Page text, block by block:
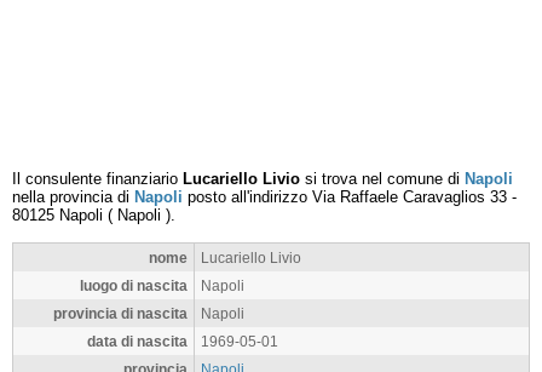
Il consulente finanziario Lucariello Livio si trova nel comune di Napoli
nella provincia di Napoli posto all'indirizzo Via Raffaele Caravaglios 33 -
80125 Napoli ( Napoli ).
nome
Lucariello Livio
luogo di nascita
Napoli
provincia di nascita
Napoli
data di nascita
1969-05-01